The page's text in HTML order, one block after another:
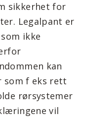
sikkerhet for
Legalpant er
ikke
kan
f eks rett
rørsystemer
vil